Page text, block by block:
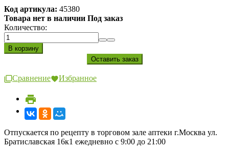
Код артикула: 45380
Товара нет в наличии Под заказ
Количество:
Сравнение Избранное
Отпускается по рецепту в торговом зале аптеки г.Москва ул.
Братиславская 16к1 ежедневно с 9:00 до 21:00